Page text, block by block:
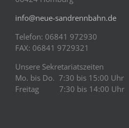
info@neue-sandrennbahn.de
Telefon: 06841 972930
FAX: 06841 9729321
Unsere Sekretariatszeiten
Mo. bis Do. 7:30 bis 15:00 Uhr
Freitag 7:30 bis 14:00 Uhr